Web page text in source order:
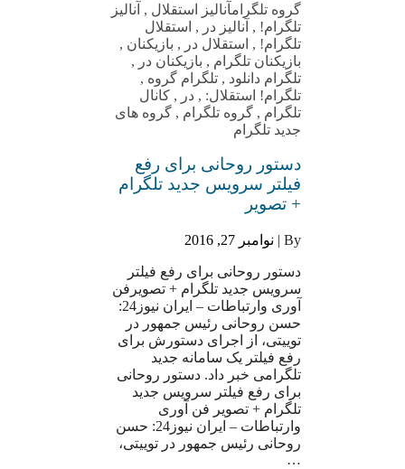
گروه تلگرامآنالیز استقلال , آنالیز
تلگرام! , آنالیز در , استقلال
تلگرام! , استقلال در , بازیکنان ,
بازیکنان تلگرام , بازیکنان در ,
تلگرام دانلود , تلگرام گروه ,
تلگرام! استقلال: , در , کانال
تلگرام , گروه تلگرام , گروه های
جدید تلگرام
دستور روحانی برای رفع
فیلتر سرویس جدید تلگرام
+ تصویر
By | نوامبر 27, 2016
دستور روحانی برای رفع فیلتر
سرویس جدید تلگرام + تصویرفن
آوری وارتباطات – ایران نیوز24:
حسن روحانی رئیس جمهور در
توییتی، از اجرای دستورش برای
رفع فیلتر یک سامانه جدید
تلگرامی خبر داد. دستور روحانی
برای رفع فیلتر سرویس جدید
تلگرام + تصویر فن آوری
وارتباطات – ایران نیوز24: حسن
روحانی رئیس جمهور در توییتی،
…